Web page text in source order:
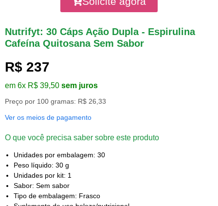
Nutrifyt: 30 Cáps Ação Dupla - Espirulina
Cafeína Quitosana Sem Sabor
R$ 237
em 6x R$ 39,50 sem juros
Preço por 100 gramas: R$ 26,33
Ver os meios de pagamento
O que você precisa saber sobre este produto
Unidades por embalagem: 30
Peso líquido: 30 g
Unidades por kit: 1
Sabor: Sem sabor
Tipo de embalagem: Frasco